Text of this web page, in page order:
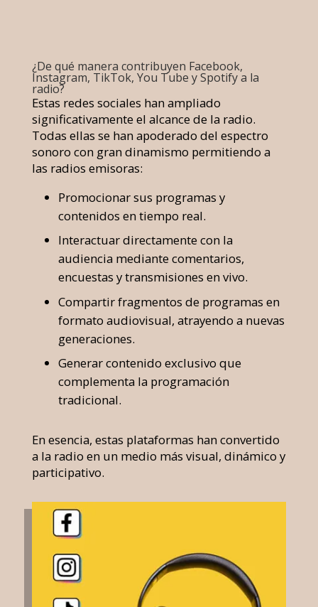
¿De qué manera contribuyen Facebook,
Instagram, TikTok, You Tube y Spotify a la
radio?
Estas redes sociales han ampliado
significativamente el alcance de la radio.
Todas ellas se han apoderado del espectro
sonoro con gran dinamismo permitiendo a
las radios emisoras:
Promocionar sus programas y
contenidos en tiempo real.
Interactuar directamente con la
audiencia mediante comentarios,
encuestas y transmisiones en vivo.
Compartir fragmentos de programas en
formato audiovisual, atrayendo a nuevas
generaciones.
Generar contenido exclusivo que
complementa la programación
tradicional.
En esencia, estas plataformas han convertido
a la radio en un medio más visual, dinámico y
participativo.